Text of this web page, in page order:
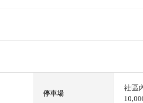
停車場
社區